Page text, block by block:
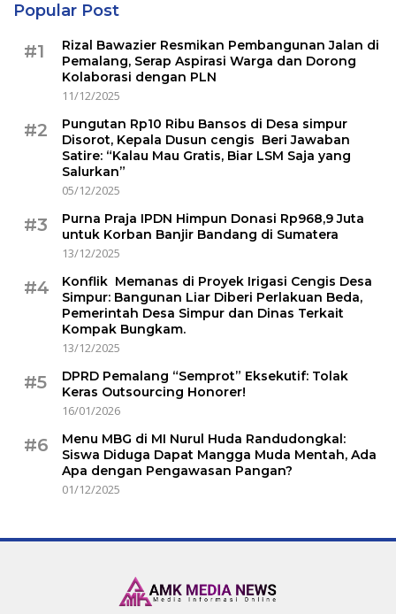
Popular Post
#1
Rizal Bawazier Resmikan Pembangunan Jalan di
Pemalang, Serap Aspirasi Warga dan Dorong
Kolaborasi dengan PLN
11/12/2025
#2
Pungutan Rp10 Ribu Bansos di Desa simpur
Disorot, Kepala Dusun cengis Beri Jawaban
Satire: “Kalau Mau Gratis, Biar LSM Saja yang
Salurkan”
05/12/2025
#3
Purna Praja IPDN Himpun Donasi Rp968,9 Juta
untuk Korban Banjir Bandang di Sumatera
13/12/2025
#4
Konflik Memanas di Proyek Irigasi Cengis Desa
Simpur: Bangunan Liar Diberi Perlakuan Beda,
Pemerintah Desa Simpur dan Dinas Terkait
Kompak Bungkam.
13/12/2025
#5
DPRD Pemalang “Semprot” Eksekutif: Tolak
Keras Outsourcing Honorer!
16/01/2026
#6
Menu MBG di MI Nurul Huda Randudongkal:
Siswa Diduga Dapat Mangga Muda Mentah, Ada
Apa dengan Pengawasan Pangan?
01/12/2025